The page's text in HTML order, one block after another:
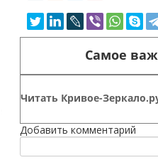
Самое
Читать Кривое-
Добавить комментарий